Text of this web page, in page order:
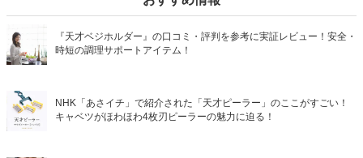
『天才ベジホルダー』の口コミ・評判を参考に実証レビュー！安全・
時短の調理サポートアイテム！
NHK「あさイチ」で紹介された「天才ピーラー」のここがすごい！
キャベツがほわほわ4枚刃ピーラーの魅力に迫る！